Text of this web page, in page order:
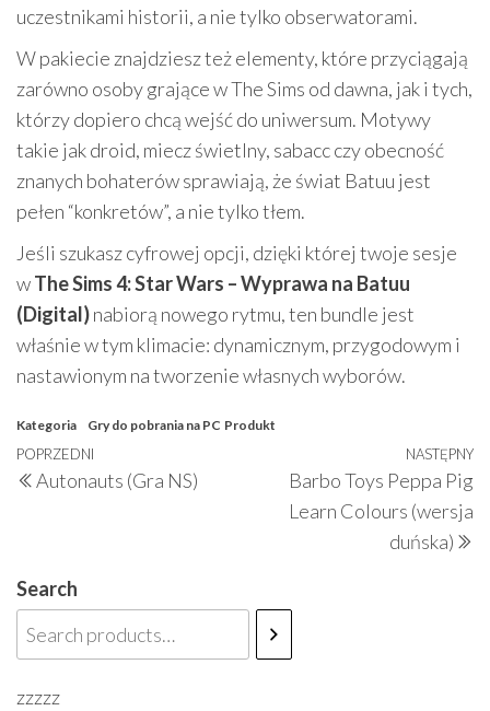
uczestnikami historii, a nie tylko obserwatorami.
W pakiecie znajdziesz też elementy, które przyciągają
zarówno osoby grające w The Sims od dawna, jak i tych,
którzy dopiero chcą wejść do uniwersum. Motywy
takie jak droid, miecz świetlny, sabacc czy obecność
znanych bohaterów sprawiają, że świat Batuu jest
pełen “konkretów”, a nie tylko tłem.
Jeśli szukasz cyfrowej opcji, dzięki której twoje sesje
wThe Sims 4: Star Wars – Wyprawa na Batuu
(Digital)nabiorą nowego rytmu, ten bundle jest
właśnie w tym klimacie: dynamicznym, przygodowym i
nastawionym na tworzenie własnych wyborów.
Kategoria Gry do pobrania na PC Produkt
Nawigacja
wpisu
Poprzedni
wpis
POPRZEDNI
Autonauts (Gra NS)
NASTĘPNY
Barbo Toys Peppa Pig
Learn Colours (wersja
duńska)
Search
zzzzz